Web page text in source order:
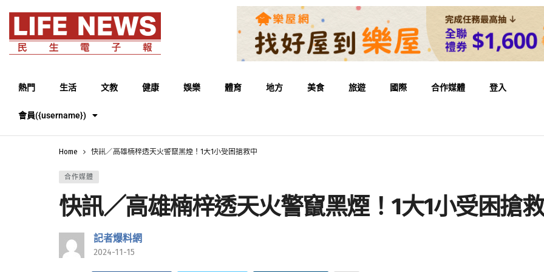
熱門 生活 文教 健康 娛樂 體育 地方 美食 旅遊 國際 合作媒體 登入
會員({username})
Home 快訊／高雄楠梓透天火警竄黑煙！1大1小受困搶救中
合作媒體
快訊／高雄楠梓透天火警竄黑煙！1大1小受困搶
記者爆料網
2024-11-15